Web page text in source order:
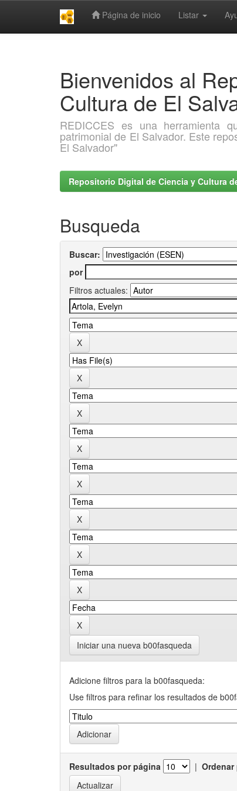
Página de inicio Listar
Bienvenidos al
Cultura de El
REDICCES es una herramienta
patrimonial de El Salvador. Este
El Salvador"
Repositorio Digital de Ciencia y Cultura
Busqueda
Buscar:
por
Filtros actuales:
Iniciar una nueva b00fasqueda
Adicione filtros para la b00fasqueda:
Use filtros para refinar los resultados de
Resultados por página | Ordenar